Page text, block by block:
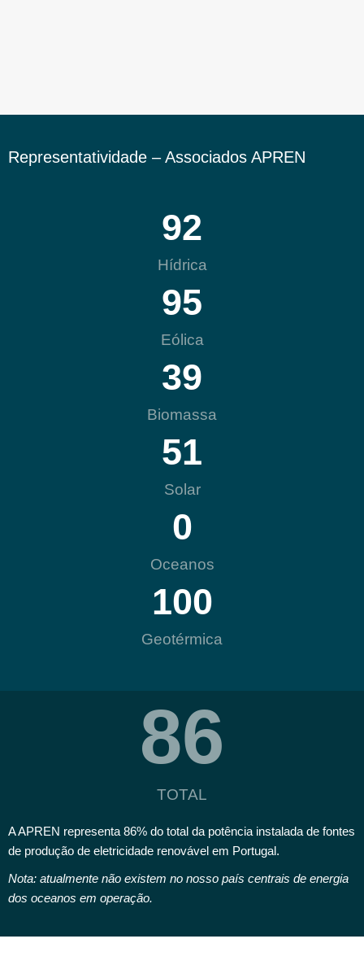
Representatividade – Associados APREN
Hídrica
92
Eólica
95
Biomassa
39
Solar
51
Oceanos
0
Geotérmica
100
TOTAL
86
A APREN representa 86% do total da potência instalada de fontes
de produção de eletricidade renovável em Portugal.
Nota: atualmente não existem no nosso país centrais de energia
dos oceanos em operação.